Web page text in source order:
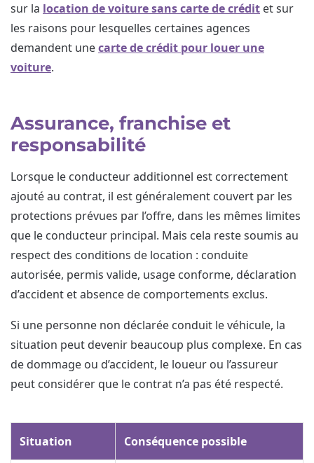
sur la location de voiture sans carte de crédit et sur
les raisons pour lesquelles certaines agences
demandent unecarte de crédit pour louer une
voiture.
Assurance, franchise et
responsabilité
Lorsque le conducteur additionnel est correctement
ajouté au contrat, il est généralement couvert par les
protections prévues par l’offre, dans les mêmes limites
que le conducteur principal. Mais cela reste soumis au
respect des conditions de location : conduite
autorisée, permis valide, usage conforme, déclaration
d’accident et absence de comportements exclus.
Si une personne non déclarée conduit le véhicule, la
situation peut devenir beaucoup plus complexe. En cas
de dommage ou d’accident, le loueur ou l’assureur
peut considérer que le contrat n’a pas été respecté.
Situation Conséquence possible